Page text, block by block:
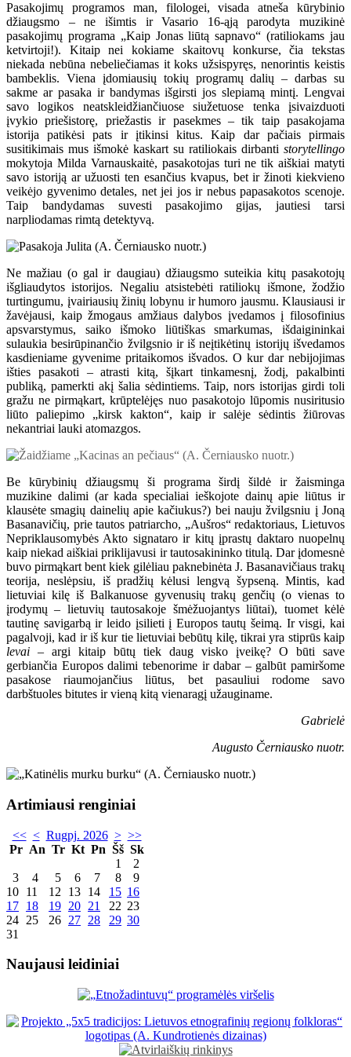
Pasakojimų programos man, filologei, visada atneša kūrybinio
džiaugsmo – ne išimtis ir Vasario 16-ąją parodyta muzikinė
pasakojimų programa „Kaip Jonas liūtą sapnavo“ (ratiliokams jau
ketvirtoji!). Kitaip nei kokiame skaitovų konkurse, čia tekstas
niekada nebūna nebeliečiamas it koks užsispyręs, nenorintis keistis
bambeklis. Viena įdomiausių tokių programų dalių – darbas su
sakme ar pasaka ir bandymas išgirsti jos slepiamą mintį. Lengvai
savo logikos neatskleidžiančiuose siužetuose tenka įsivaizduoti
įvykio priešistorę, priežastis ir pasekmes – tik taip pasakojama
istorija patikėsi pats ir įtikinsi kitus. Kaip dar pačiais pirmais
susitikimais mus išmokė kaskart su ratiliokais dirbanti storytellingo
mokytoja Milda Varnauskaitė, pasakotojas turi ne tik aiškiai matyti
savo istoriją ar užuosti ten esančius kvapus, bet ir žinoti kiekvieno
veikėjo gyvenimo detales, net jei jos ir nebus papasakotos scenoje.
Taip bandydamas suvesti pasakojimo gijas, jautiesi tarsi
narpliodamas rimtą detektyvą.
Ne mažiau (o gal ir daugiau) džiaugsmo suteikia kitų pasakotojų
išgliaudytos istorijos. Negaliu atsistebėti ratiliokų išmone, žodžio
turtingumu, įvairiausių žinių lobynu ir humoro jausmu. Klausiausi ir
žavėjausi, kaip žmogaus amžiaus dalybos įvedamos į filosofinius
apsvarstymus, saiko išmoko liūtiškas smarkumas, išdaigininkai
sulaukia besirūpinančio žvilgsnio ir iš neįtikėtinų istorijų išvedamos
kasdieniame gyvenime pritaikomos išvados. O kur dar nebijojimas
išties pasakoti – atrasti kitą, šįkart tinkamesnį, žodį, pakalbinti
publiką, pamerkti akį šalia sėdintiems. Taip, nors istorijas girdi toli
gražu ne pirmąkart, krūptelėjęs nuo pasakotojo lūpomis nusiritusio
liūto paliepimo „kirsk kakton“, kaip ir salėje sėdintis žiūrovas
nekantriai lauki atomazgos.
Be kūrybinių džiaugsmų ši programa širdį šildė ir žaisminga
muzikine dalimi (ar kada specialiai ieškojote dainų apie liūtus ir
klausėte smagių dainelių apie kačiukus?) bei nauju žvilgsniu į Joną
Basanavičių, prie tautos patriarcho, „Aušros“ redaktoriaus, Lietuvos
Nepriklausomybės Akto signataro ir kitų įprastų daktaro nuopelnų
kaip niekad aiškiai priklijavusi ir tautosakininko titulą. Dar įdomesnė
buvo pirmąkart bent kiek gilėliau paknebinėta J. Basanavičiaus trakų
teorija, neslėpsiu, iš pradžių kėlusi lengvą šypseną. Mintis, kad
lietuviai kilę iš Balkanuose gyvenusių trakų genčių (o vienas to
įrodymų – lietuvių tautosakoje šmėžuojantys liūtai), tuomet kėlė
tautinę savigarbą ir leido įsilieti į Europos tautų šeimą. Ir visgi, kai
pagalvoji, kad ir iš kur tie lietuviai bebūtų kilę, tikrai yra stiprūs kaip
levai – argi kitaip būtų tiek daug visko įveikę? O būti save
gerbiančia Europos dalimi tebenorime ir dabar – galbūt pamiršome
pasakose riaumojančius liūtus, bet pasauliui rodome savo
darbštuoles bitutes ir vieną kitą vienaragį užauginame.
Gabrielė
Augusto Černiausko nuotr.
Artimiausi renginiai
<< < Rugpj. 2026 > >>
Pr An Tr Kt Pn Šš Sk
1
2
3
4 5 6 7 8
9
10 11 12 13 14 15 16
17 18 19 20 21 22 23
24 25 26 27 28 29 30
31
Naujausi leidiniai